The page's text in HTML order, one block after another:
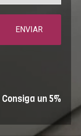
ENVIAR
Consiga un 5%